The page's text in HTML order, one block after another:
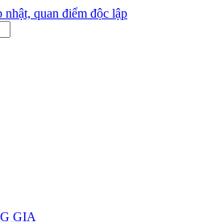
quan điểm độc lập
GIA